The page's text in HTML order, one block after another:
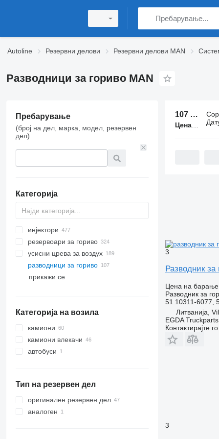
Autoline Резервни делови Резервни делови MAN
Разводници за гориво MAN
Пребарување
(број на дел, марка, модел, резервен
дел)
Категорија
инјектори
резервоари за гориво
усисни црева за воздух
разводници за гориво
прикажи се
Категорија на возила
камиони
камиони влекачи
автобуси
Тип на резервен дел
оригинален резервен дел
аналоген
107 огласа:
Цена: 50 € -
3
Разводник за
Цена на барање
Разводник за
51.10311-6077,
Литванија,
EGDA Truckparts
Контактирајте
3